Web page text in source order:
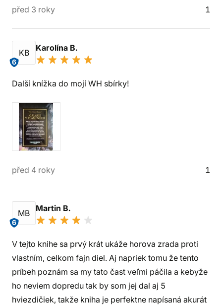
před 3 roky 1
KB
6
Karolína B.
Další knížka do mojí WH sbírky!
před 4 roky 1
MB
6
Martin B.
V tejto knihe sa prvý krát ukáže horova zrada proti
vlastním, celkom fajn diel. Aj napriek tomu že tento
príbeh poznám sa my tato čast veľmi páčila a kebyže
ho neviem dopredu tak by som jej dal aj 5
hviezdičiek, takže kniha je perfektne napísaná akurát